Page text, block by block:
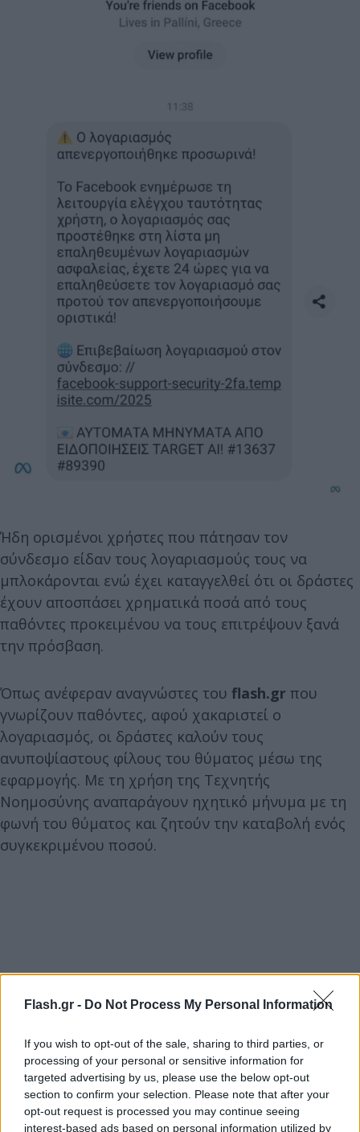
Flash.gr - Do Not Process My Personal Information
If you wish to opt-out of the sale, sharing to third parties, or
processing of your personal or sensitive information for
targeted advertising by us, please use the below opt-out
section to confirm your selection. Please note that after your
opt-out request is processed you may continue seeing
interest-based ads based on personal information utilized by
Ήδη ορισμένοι χρήστες που πάτησαν τον
σύνδεσμο είδαν τους λογαριασμούς τους να
μπλοκάρονται ενώ έχει καταγγελθεί ότι οι δράστες
έχουν αποσπάσει χρηματικά ποσά από τους
παθόντες προκειμένου να τους επιτρέψουν ξανά
την πρόσβαση.
Όπως ανέφεραν αναγνώστες του flash.gr που
γνωρίζουν παθόντες, αφού χακαριστεί ο
λογαριασμός, οι δράστες καλούν τους
ανυποψίαστους φίλους του θύματος μέσω της
εφαρμογής. Με τη χρήση της Τεχνητής
Νοημοσύνης αναπαράγουν ηχητικό μήνυμα με τη
φωνή του θύματος και ζητούν την καταβολή ενός
συγκεκριμένου ποσού.